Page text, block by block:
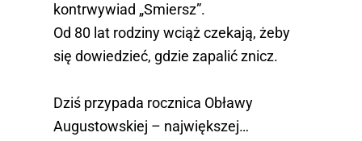
kontrwywiad „Smiersz”.
Od 80 lat rodziny wciąż czekają, żeby
się dowiedzieć, gdzie zapalić znicz.
Dziś przypada rocznica Obławy
Augustowskiej – największej…